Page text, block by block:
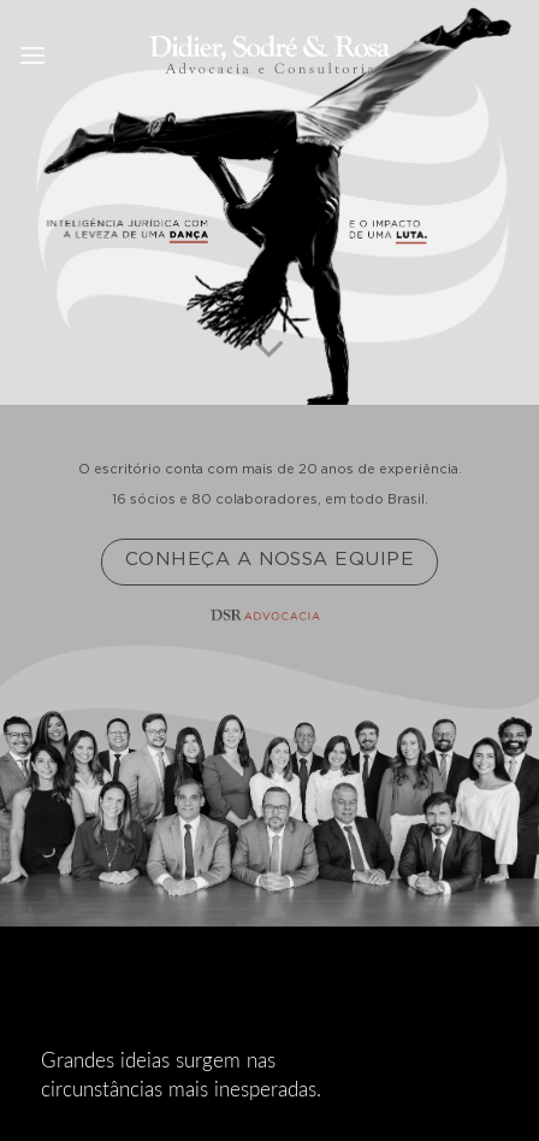
O escritório conta com mais de 20 anos de experiência.
16 sócios e 80 colaboradores, em todo Brasil.
CONHEÇA A NOSSA EQUIPE
Grandes ideias surgem nas
circunstâncias mais inesperadas.